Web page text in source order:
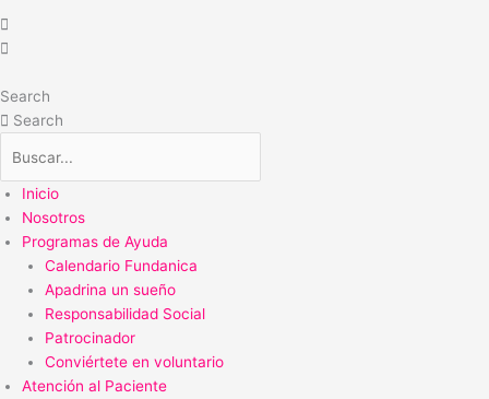
Search
Search
Inicio
Nosotros
Programas de Ayuda
Calendario Fundanica
Apadrina un sueño
Responsabilidad Social
Patrocinador
Conviértete en voluntario
Atención al Paciente